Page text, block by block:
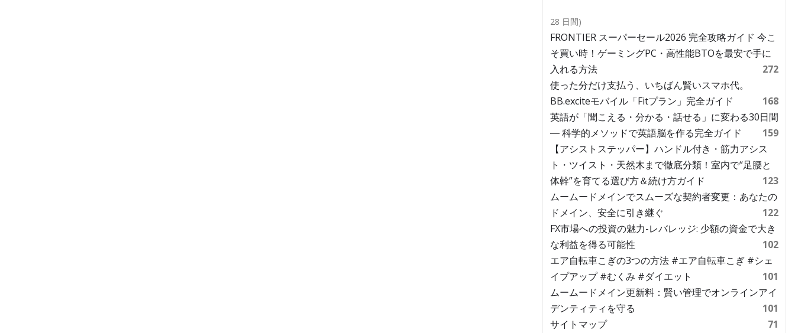
28 日間)
FRONTIER スーパーセール2026 完全攻略ガイド 今こ
そ買い時！ゲーミングPC・高性能BTOを最安で手に
入れる方法
272
使った分だけ支払う、いちばん賢いスマホ代。
BB.exciteモバイル「Fitプラン」完全ガイド
168
英語が「聞こえる・分かる・話せる」に変わる30日間
― 科学的メソッドで英語脳を作る完全ガイド
159
【アシストステッパー】ハンドル付き・筋力アシス
ト・ツイスト・天然木まで徹底分類！室内で“足腰と
体幹”を育てる選び方＆続け方ガイド
123
ムームードメインでスムーズな契約者変更：あなたの
ドメイン、安全に引き継ぐ
122
FX市場への投資の魅力-レバレッジ: 少額の資金で大き
な利益を得る可能性
102
エア自転車こぎの3つの方法 #エア自転車こぎ #シェ
イプアップ #むくみ #ダイエット
101
ムームードメイン更新料：賢い管理でオンラインアイ
デンティティを守る
101
サイトマップ
71